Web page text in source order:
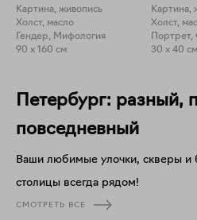
Картина, живопись
Холст, масло
Гендер, Мифология
90 x 160 см
Картина,
Холст,
30 x 40 см
Петербург: разный,
повседневный
Ваши любимые улочки, скверы и
столицы всегда рядом!
СМОТРЕТЬ ВСЕ